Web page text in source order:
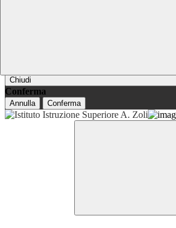
Chiudi
Conferma
Annulla Conferma